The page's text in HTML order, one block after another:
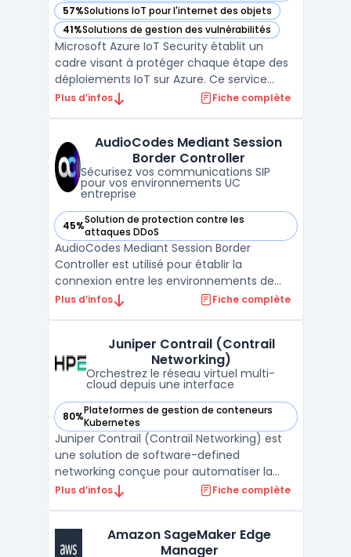
57%Solutions IoT pour l'internet des objets
— voir Microsoft Azure IoT Security dans cette catégorie
41%Solutions de gestion des vulnérabilités
— voir Microsoft Azure IoT Security dans cette catégorie
Microsoft Azure IoT Security établit un
cadre visant à protéger chaque étape des
déploiements IoT sur Azure. Ce service
s’attache à sécuriser les interactions entre
pesant sur les réseaux industriels et du
développement de ...
Plus d’infos Fiche complète
AudioCodes Mediant Session
Border Controller
Sécurisez vos communications SIP
pour vos environnements UC
entreprise
45%Solution de protection contre les
attaques DDoS
— voir AudioCodes Mediant Session Border Controller
AudioCodes Mediant Session Border
Controller est utilisé pour établir la
connexion entre les environnements de
communications unifiées et les services de
centres de contact et solutions de
téléphonie SIP ou PST ...
Plus d’infos Fiche complète
Juniper Contrail (Contrail
Networking)
Orchestrez le réseau virtuel multi-
cloud depuis une interface
80%Plateformes de gestion de conteneurs
Kubernetes
— voir Juniper Contrail (Contrail Networking) dans cette
Juniper Contrail (Contrail Networking) est
une solution de software-defined
networking conçue pour automatiser la
gestion des politiques réseau et des flux
fournisseurs de services et les entreprises
qui gèren ...
Plus d’infos Fiche complète
Amazon SageMaker Edge
Manager